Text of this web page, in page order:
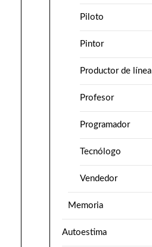
Piloto
Pintor
Productor de línea
Profesor
Programador
Tecnólogo
Vendedor
Memoria
Autoestima